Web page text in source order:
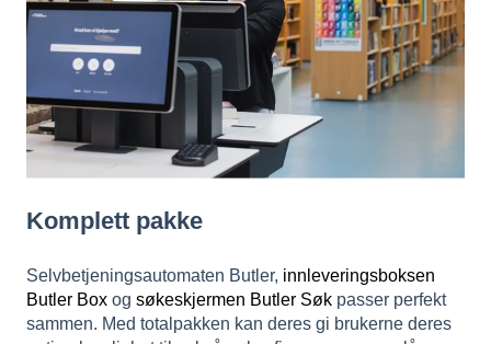
Komplett pakke
Selvbetjeningsautomaten Butler, innleveringsboksen
Butler Box og søkeskjermen Butler Søk passer perfekt
sammen. Med totalpakken kan deres gi brukerne deres